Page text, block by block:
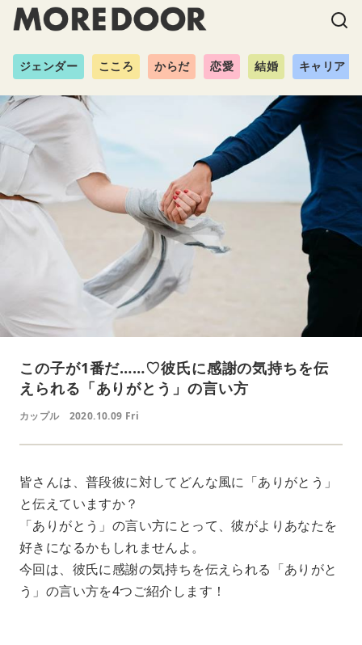
ジェンダー こころ からだ 恋愛 結婚 キャリア
この子が1番だ……♡彼氏に感謝の気持ちを伝
えられる「ありがとう」の言い方
カップル 2020.10.09 Fri
皆さんは、普段彼に対してどんな風に「ありがとう」
と伝えていますか？
「ありがとう」の言い方にとって、彼がよりあなたを
好きになるかもしれませんよ。
今回は、彼氏に感謝の気持ちを伝えられる「ありがと
う」の言い方を4つご紹介します！